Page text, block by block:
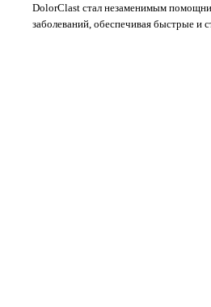
DolorClast стал незаменимым
заболеваний, обеспечивая быстрые и